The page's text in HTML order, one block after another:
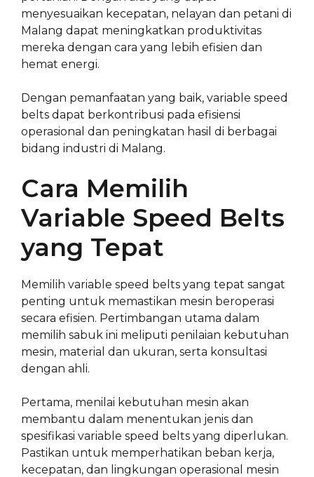
menyesuaikan kecepatan, nelayan dan petani di
Malang dapat meningkatkan produktivitas
mereka dengan cara yang lebih efisien dan
hemat energi.
Dengan pemanfaatan yang baik, variable speed
belts dapat berkontribusi pada efisiensi
operasional dan peningkatan hasil di berbagai
bidang industri di Malang.
Cara Memilih
Variable Speed Belts
yang Tepat
Memilih variable speed belts yang tepat sangat
penting untuk memastikan mesin beroperasi
secara efisien. Pertimbangan utama dalam
memilih sabuk ini meliputi penilaian kebutuhan
mesin, material dan ukuran, serta konsultasi
dengan ahli.
Pertama, menilai kebutuhan mesin akan
membantu dalam menentukan jenis dan
spesifikasi variable speed belts yang diperlukan.
Pastikan untuk memperhatikan beban kerja,
kecepatan, dan lingkungan operasional mesin